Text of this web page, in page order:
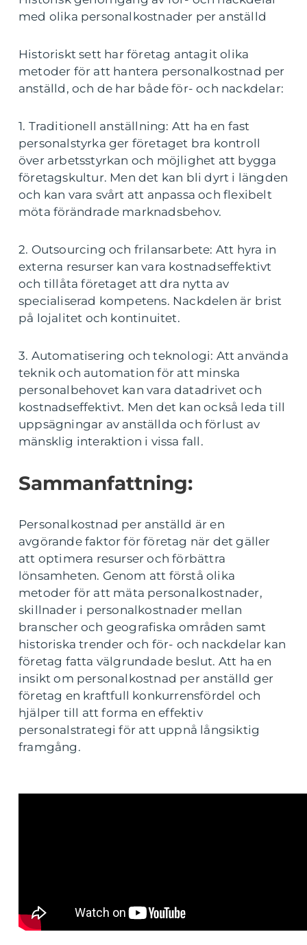
med olika personalkostnader per anställd
Historiskt sett har företag antagit olika
metoder för att hantera personalkostnad per
anställd, och de har både för- och nackdelar:
1. Traditionell anställning: Att ha en fast
personalstyrka ger företaget bra kontroll
över arbetsstyrkan och möjlighet att bygga
företagskultur. Men det kan bli dyrt i längden
och kan vara svårt att anpassa och flexibelt
möta förändrade marknadsbehov.
2. Outsourcing och frilansarbete: Att hyra in
externa resurser kan vara kostnadseffektivt
och tillåta företaget att dra nytta av
specialiserad kompetens. Nackdelen är brist
på lojalitet och kontinuitet.
3. Automatisering och teknologi: Att använda
teknik och automation för att minska
personalbehovet kan vara datadrivet och
kostnadseffektivt. Men det kan också leda till
uppsägningar av anställda och förlust av
mänsklig interaktion i vissa fall.
Sammanfattning:
Personalkostnad per anställd är en
avgörande faktor för företag när det gäller
att optimera resurser och förbättra
lönsamheten. Genom att förstå olika
metoder för att mäta personalkostnader,
skillnader i personalkostnader mellan
branscher och geografiska områden samt
historiska trender och för- och nackdelar kan
företag fatta välgrundade beslut. Att ha en
insikt om personalkostnad per anställd ger
företag en kraftfull konkurrensfördel och
hjälper till att forma en effektiv
personalstrategi för att uppnå långsiktig
framgång.